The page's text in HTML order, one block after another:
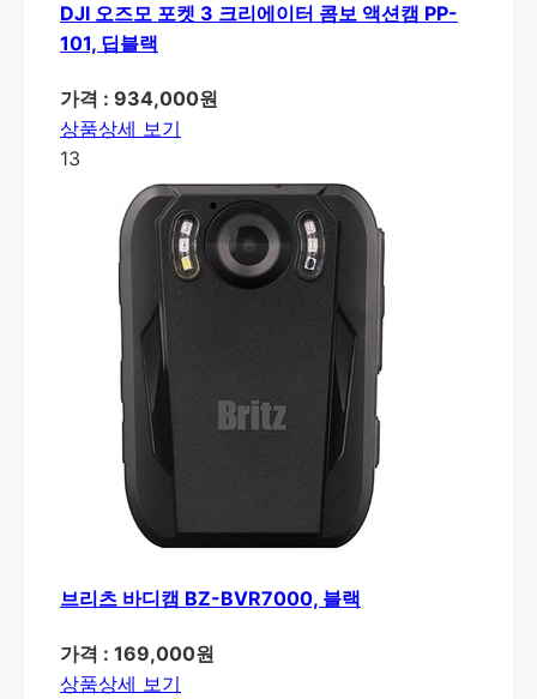
DJI 오즈모 포켓 3 크리에이터 콤보 액션캠 PP-
101, 딥블랙
가격 : 934,000원
상품상세 보기
13
브리츠 바디캠 BZ-BVR7000, 블랙
가격 : 169,000원
상품상세 보기